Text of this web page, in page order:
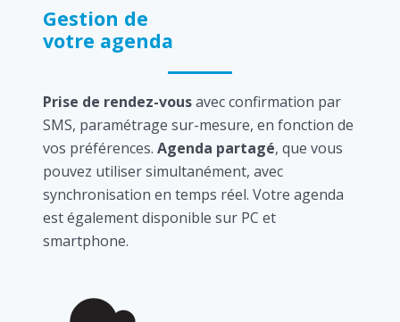
Gestion de
votre agenda
Prise de rendez-vousavec confirmation par
SMS, paramétrage sur-mesure, en fonction de
vos préférences. Agenda partagé, que vous
pouvez utiliser simultanément, avec
synchronisation en temps réel. Votre agenda
est également disponible sur PC et
smartphone.